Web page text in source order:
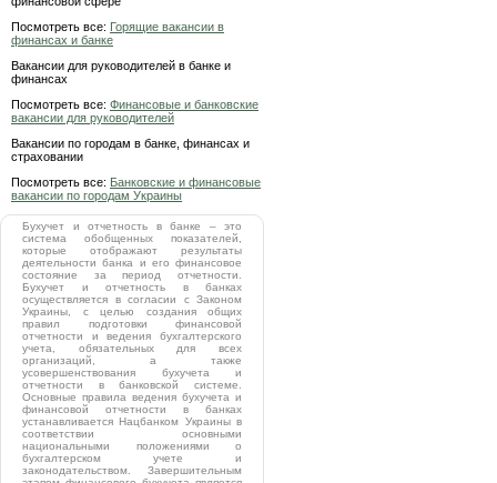
Посмотреть все: Горящие вакансии в
финансах и банке
Вакансии для руководителей в банке и
финансах
Посмотреть все: Финансовые и банковские
вакансии для руководителей
Вакансии по городам в банке, финансах и
страховании
Посмотреть все: Банковские и финансовые
вакансии по городам Украины
Бухучет и отчетность в банке – это
система обобщенных показателей,
которые отображают результаты
деятельности банка и его финансовое
состояние за период отчетности.
Бухучет и отчетность в банках
осуществляется в согласии с Законом
Украины, с целью создания общих
правил подготовки финансовой
отчетности и ведения бухгалтерского
учета, обязательных для всех
организаций, а также
усовершенствования бухучета и
отчетности в банковской системе.
Основные правила ведения бухучета и
финансовой отчетности в банках
устанавливается Нацбанком Украины в
соответствии основными
национальными положениями о
бухгалтерском учете и
законодательством. Завершительным